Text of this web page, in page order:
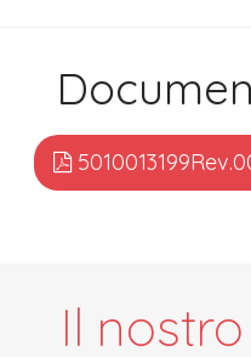
Il